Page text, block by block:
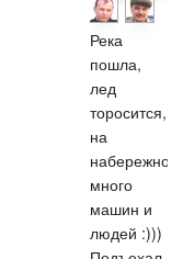
Река
пошла,
лед
торосится,
на
набережной
много
машин и
людей :)))